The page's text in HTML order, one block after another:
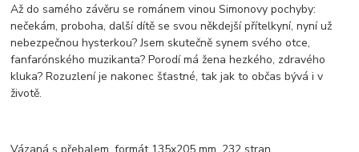
Až do samého závěru se románem vinou Simonovy pochyby:
nečekám, proboha, další dítě se svou někdejší přítelkyní, nyní už
nebezpečnou hysterkou? Jsem skutečně synem svého otce,
fanfarónského muzikanta? Porodí má žena hezkého, zdravého
kluka? Rozuzlení je nakonec šťastné, tak jak to občas bývá i v
životě.